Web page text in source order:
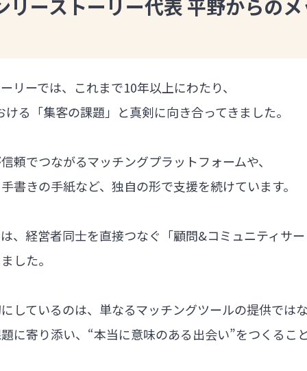
リーストーリー代表 平野からの
リーでは、これまで10年以上にわたり、
る「集客の課題」と真剣に向き合ってきました。
頼でつながるマッチングプラットフォームや、
書きの手紙など、独自の形で支援を続けています。
、経営者同士を直接つなぐ「顧問&コミュニティサ
した。
しているのは、単なるマッチングツールの提供では
に寄り添い、“本当に意味のある出会い”をつくるこ